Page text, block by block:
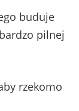
buduje
pilnej
rzekomo